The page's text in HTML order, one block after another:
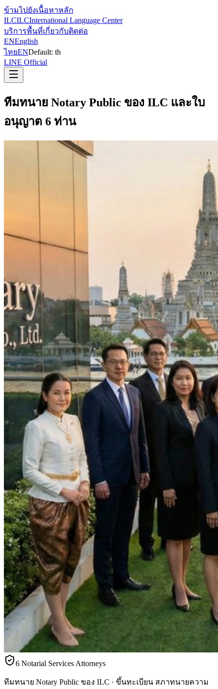
ข้ามไปยังเนื้อหาหลัก
ILCILCInternational Language Center
บริการพื้นที่เกี่ยวกับติดต่อ
ENEnglish
ไทยENDefault: th
LINE Official
ทีมทนาย Notary Public ของ ILC และใบ
อนุญาต 6 ท่าน
6 Notarial Services Attorneys
ทีมทนาย Notary Public ของ ILC · ขึ้นทะเบียน สภาทนายความ